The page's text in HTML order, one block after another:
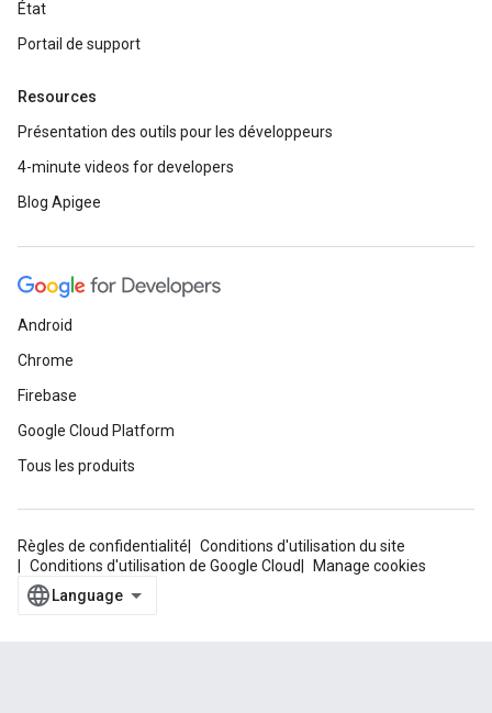
État
Portail de support
Resources
Présentation des outils pour les développeurs
4-minute videos for developers
Blog Apigee
Android
Chrome
Firebase
Google Cloud Platform
Tous les produits
Règles de confidentialité
Conditions d'utilisation du site
Conditions d'utilisation de Google Cloud
Manage cookies